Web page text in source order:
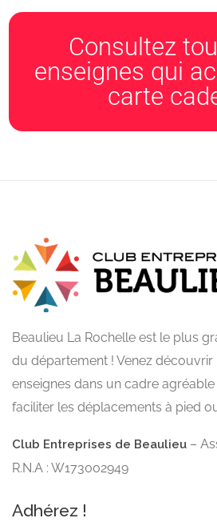
Consultez
enseignes qui
carte
Beaulieu La Rochelle est le plus
du département ! Venez découvrir
enseignes dans un cadre
faciliter les déplacements à pied
Club Entreprises de Beaulieu –
R.N.A : W173002949
Adhérez !